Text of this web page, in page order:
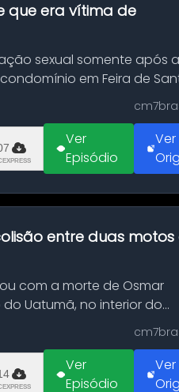
que era vítima de
sexual somente após
em Feira de
Ver
Episódio
Ver
entre duas motos
com a morte de Osmar
Uatumã, no interior do
Ver
Episódio
Ver